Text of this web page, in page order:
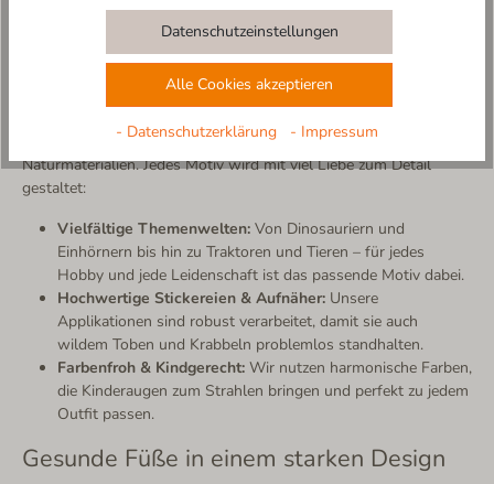
Kinderhausschuhe mit Motiv: Einzigartige
Applikationen treffen auf höchste
ist die Kombination aus spielerischem Design und erstklassigen
Naturmaterialien. Jedes Motiv wird mit viel Liebe zum Detail
gestaltet:
Vielfältige Themenwelten: Von Dinosauriern und
Einhörnern bis hin zu Traktoren und Tieren – für jedes
Hobby und jede Leidenschaft ist das passende Motiv dabei.
Hochwertige Stickereien & Aufnäher: Unsere
Applikationen sind robust verarbeitet, damit sie auch
wildem Toben und Krabbeln problemlos standhalten.
Farbenfroh & Kindgerecht: Wir nutzen harmonische Farben,
die Kinderaugen zum Strahlen bringen und perfekt zu jedem
Outfit passen.
Gesunde Füße in einem starken Design
Datenschutzeinstellungen
Alle Cookies akzeptieren
- Datenschutzerklärung - Impressum